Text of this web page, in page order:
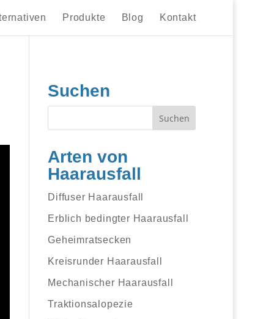
Produkte Blog Kontakt
Suchen
Arten von
Haarausfall
Diffuser Haarausfall
Erblich bedingter Haarausfall
Geheimratsecken
Kreisrunder Haarausfall
Mechanischer Haarausfall
Traktionsalopezie